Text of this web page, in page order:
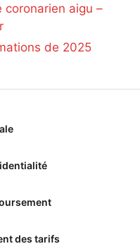
aigu –
de 2025
des tarifs